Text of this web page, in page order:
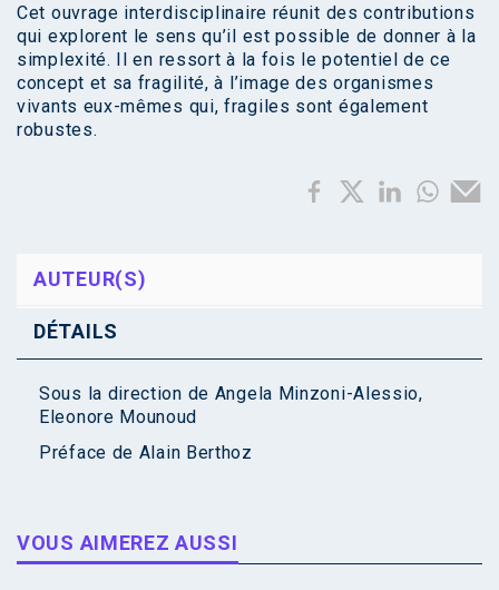
Cet ouvrage interdisciplinaire réunit des contributions
qui explorent le sens qu’il est possible de donner à la
simplexité. Il en ressort à la fois le potentiel de ce
concept et sa fragilité, à l’image des organismes
vivants eux-mêmes qui, fragiles sont également
robustes.
AUTEUR(S)
DÉTAILS
Sous la direction de Angela Minzoni-Alessio,
Eleonore Mounoud
Préface de Alain Berthoz
VOUS AIMEREZ AUSSI